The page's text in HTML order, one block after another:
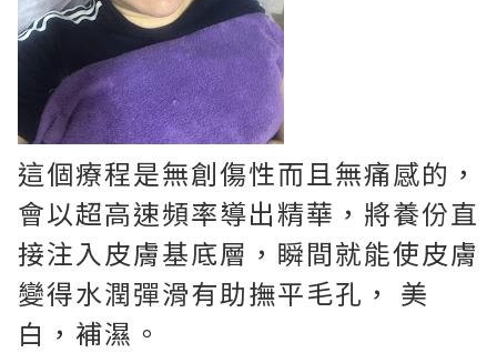
這個療程是無創傷性而且無痛感的，
會以超高速頻率導出精華，將養份直
接注入皮膚基底層，瞬間就能使皮膚
變得水潤彈滑有助撫平毛孔， 美
白，補濕。